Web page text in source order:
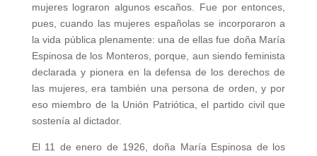
mujeres lograron algunos escaños. Fue por entonces,
pues, cuando las mujeres españolas se incorporaron a
la vida pública plenamente: una de ellas fue doña María
Espinosa de los Monteros, porque, aun siendo feminista
declarada y pionera en la defensa de los derechos de
las mujeres, era también una persona de orden, y por
eso miembro de la Unión Patriótica, el partido civil que
sostenía al dictador.
El 11 de enero de 1926, doña María Espinosa de los